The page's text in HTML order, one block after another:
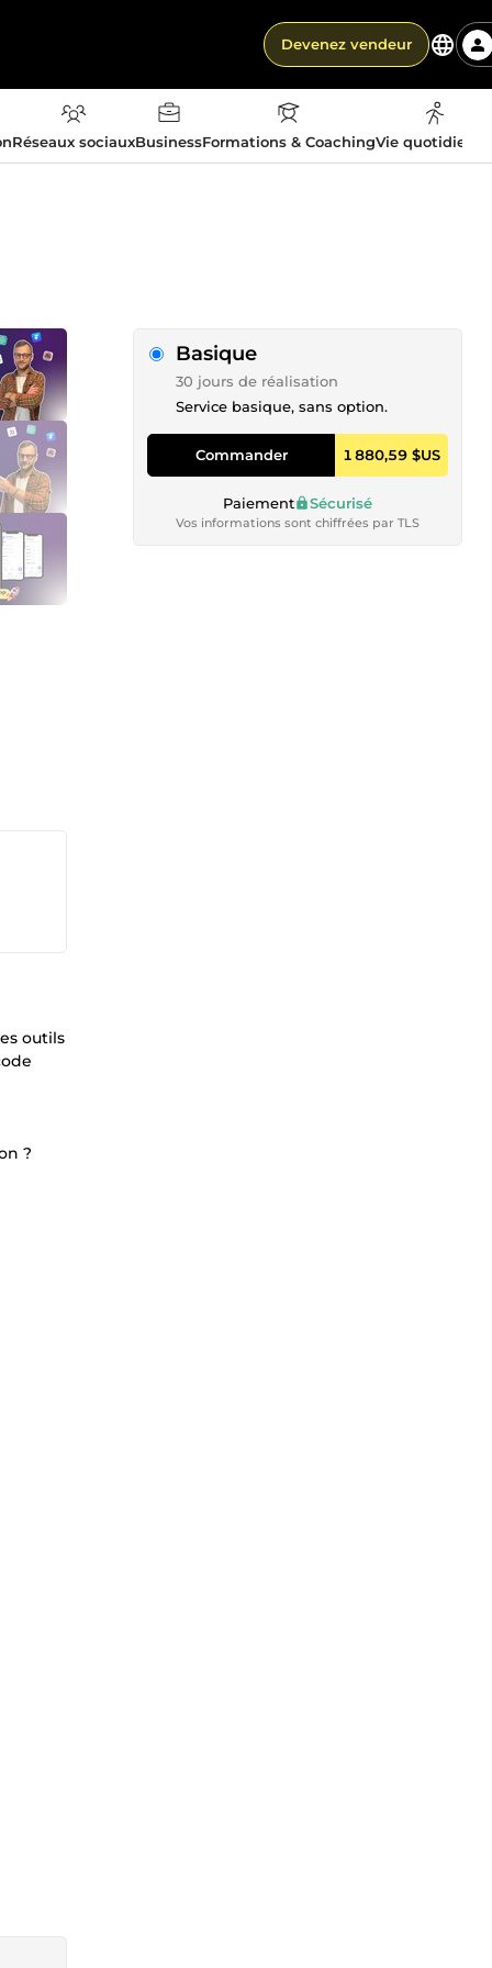
Devenez vendeur
Réseaux sociauxBusinessFormations & CoachingVie
outils
?
Basique
30 jours de réalisation
Service basique, sans option.
Commander 1 880,59 $US
Paiement Sécurisé
Vos informations sont chiffrées par TLS